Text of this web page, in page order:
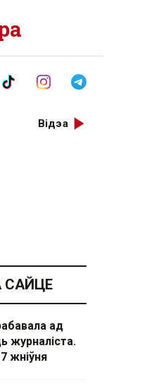
Відэа
САЙЦЕ
ад
журналіста.
7 жніўня